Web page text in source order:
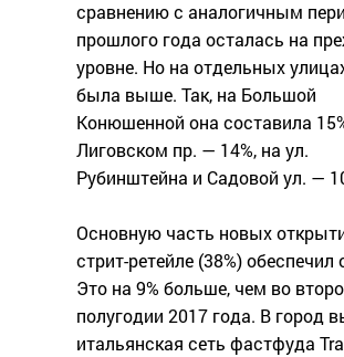
сравнению с аналогичным
прошлого года осталась на
уровне. Но на отдельных
была выше. Так, на Большой
Конюшенной она составила
Лиговском пр. — 14%, на ул.
Рубинштейна и Садовой ул. —
Основную часть новых
стрит-ретейле (38%) обеспечил
Это на 9% больше, чем во
полугодии 2017 года. В город
итальянская сеть фастфуда